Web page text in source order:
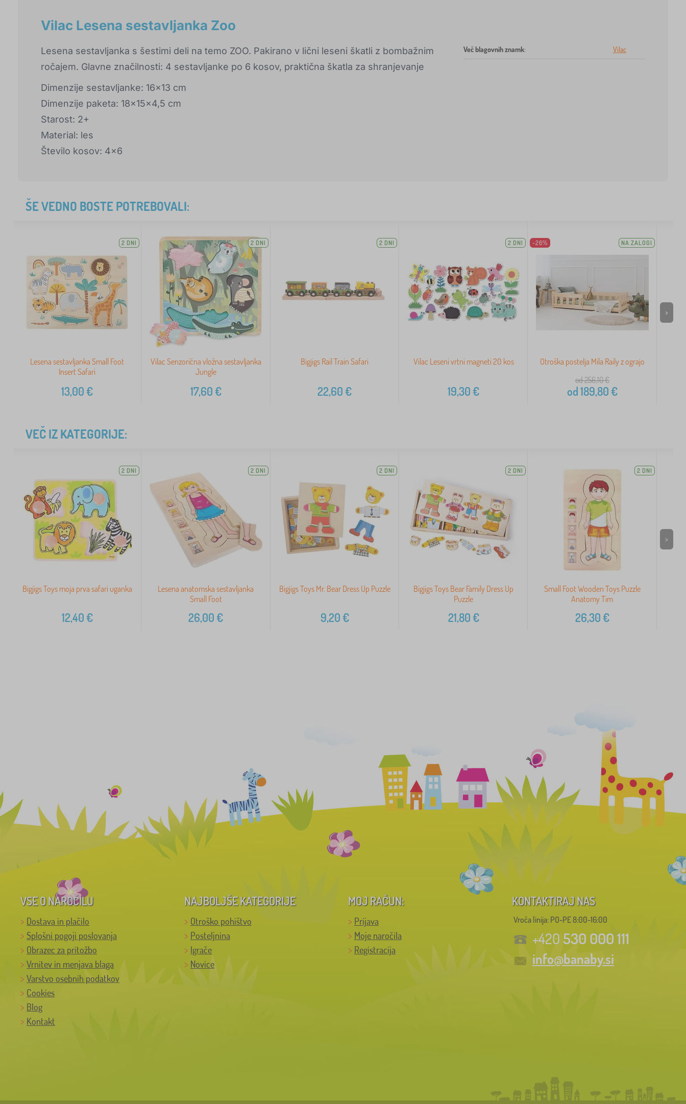
Vilac Lesena sestavljanka Zoo
Lesena sestavljanka s šestimi deli na temo ZOO. Pakirano v lični leseni škatli z bombažnim
ročajem. Glavne značilnosti: 4 sestavljanke po 6 kosov, praktična škatla za shranjevanje
Dimenzije sestavljanke: 16x13 cm
Dimenzije paketa: 18x15x4,5 cm
Starost: 2+
Material: les
Število kosov: 4x6
Več blagovnih znamk: Vilac
ŠE VEDNO BOSTE POTREBOVALI:
2 DNI
Lesena sestavljanka Small Foot
Insert Safari
13,00€
2 DNI
Vilac Senzorična vložna sestavljanka
Jungle
17,60€
2 DNI
Bigjigs Rail Train Safari
22,60€
2 DNI
Vilac Leseni vrtni magneti 20 kos
19,30€
-26% NA ZALOGI
Otroška postelja Mila Raily z ograjo
od 256,10€
od189,80€
>
VEČ IZ KATEGORIJE:
2 DNI
Bigjigs Toys moja prva safari uganka
12,40€
2 DNI
Lesena anatomska sestavljanka
Small Foot
26,00€
2 DNI
Bigjigs Toys Mr. Bear Dress Up Puzzle
9,20€
2 DNI
Bigjigs Toys Bear Family Dress Up
Puzzle
21,80€
2 DNI
Small Foot Wooden Toys Puzzle
Anatomy Tim
26,30€
>
VSE O NAROČILU
Dostava in plačilo
Splošni pogoji poslovanja
Obrazec za pritožbo
Vrnitev in menjava blaga
Varstvo osebnih podatkov
Cookies
Blog
Kontakt
NAJBOLJŠE KATEGORIJE
Otroško pohištvo
Posteljnina
Igrače
Novice
MOJ RAČUN:
Prijava
Moje naročila
Registracija
KONTAKTIRAJ NAS
Vroča linija: PO-PE 8:00-16:00
+420530 000 111
info@banaby.si